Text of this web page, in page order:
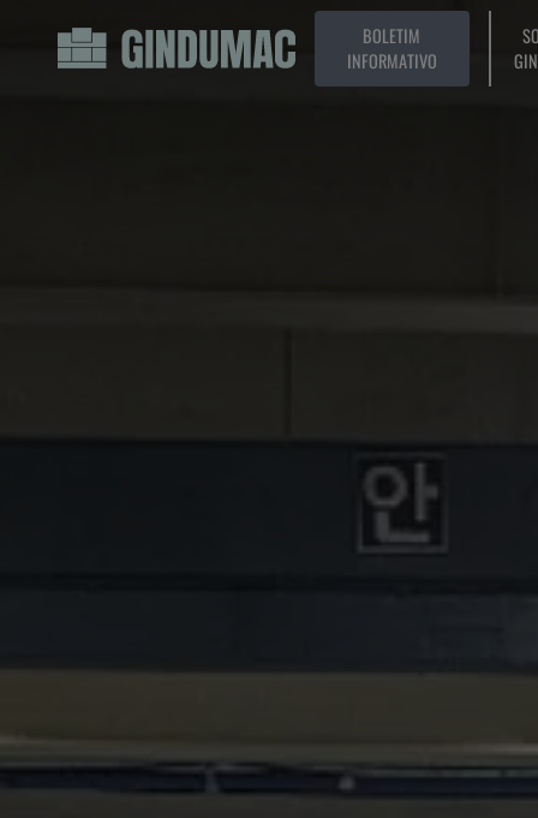
BOLETIM
INFORMATIVO